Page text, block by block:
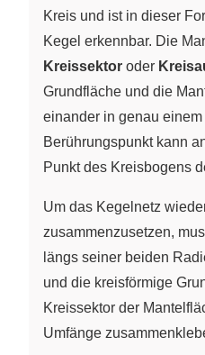
Kreis und ist in dieser
Kegel erkennbar. Die
Kreissektor oder
Grundfläche und die
einander in genau
Berührungspunkt kann
Punkt des Kreisbogens
Um das Kegelnetz
zusammenzusetzen,
längs seiner beiden
und die kreisförmige
Kreissektor der
Umfänge